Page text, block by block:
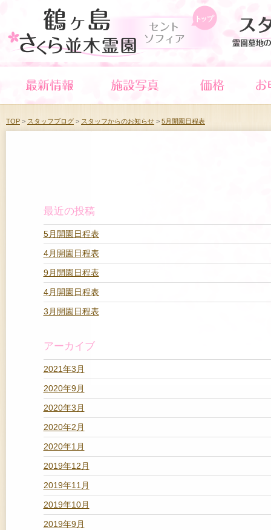
TOP > スタッフブログ > スタッフからのお知らせ > 5月開園日程表
最近の投稿
5月開園日程表
4月開園日程表
9月開園日程表
4月開園日程表
3月開園日程表
アーカイブ
2021年3月
2020年9月
2020年3月
2020年2月
2020年1月
2019年12月
2019年11月
2019年10月
2019年9月